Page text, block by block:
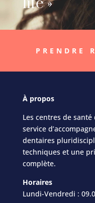
PRENDRE
Àpropos
Les centres de
service
dentaires
techniques et une
complète.
Horaires
Lundi-Vendredi :